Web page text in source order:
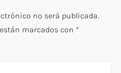
no será publicada.
marcados con *